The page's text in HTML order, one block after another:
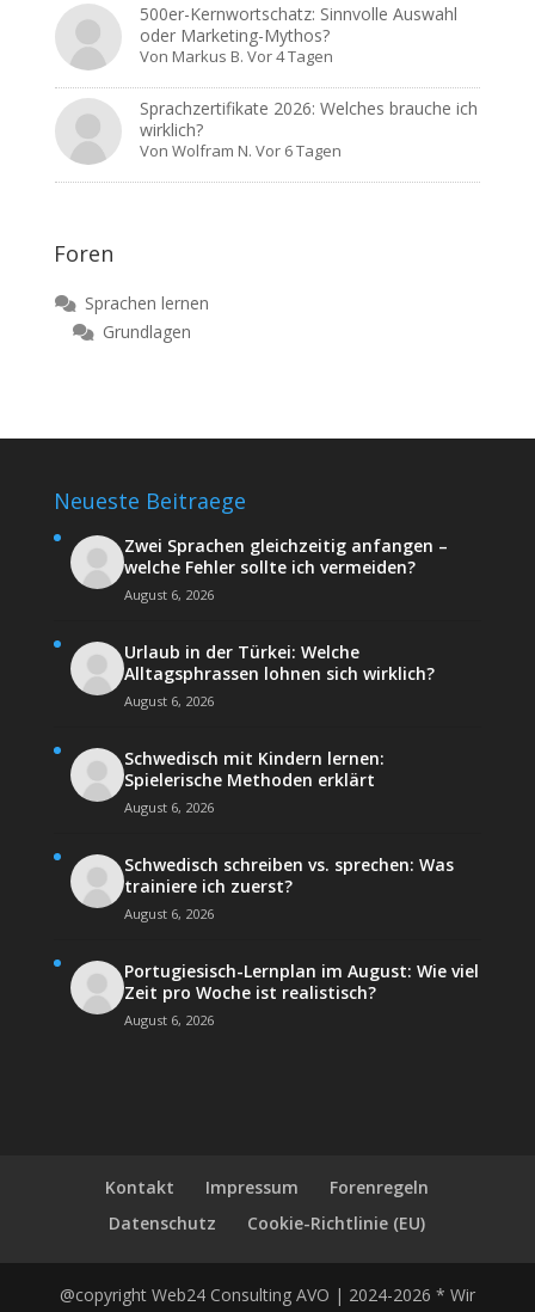
500er-Kernwortschatz: Sinnvolle Auswahl
oder Marketing-Mythos?
Von Markus B. Vor 4 Tagen
Sprachzertifikate 2026: Welches brauche ich
wirklich?
VonWolfram N. Vor 6 Tagen
Foren
Sprachen lernen
Grundlagen
Neueste Beitraege
Zwei Sprachen gleichzeitig anfangen –
welche Fehler sollte ich vermeiden?
August 6, 2026
Urlaub in der Türkei: Welche
Alltagsphrassen lohnen sich wirklich?
August 6, 2026
Schwedisch mit Kindern lernen:
Spielerische Methoden erklärt
August 6, 2026
Schwedisch schreiben vs. sprechen: Was
trainiere ich zuerst?
August 6, 2026
Portugiesisch-Lernplan im August: Wie viel
Zeit pro Woche ist realistisch?
August 6, 2026
Kontakt Impressum
Forenregeln
Datenschutz
Cookie-Richtlinie (EU)
@copyright Web24 Consulting AVO | 2024-2026 * Wir